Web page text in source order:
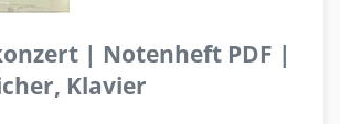
| Notenheft PDF |
Klavier